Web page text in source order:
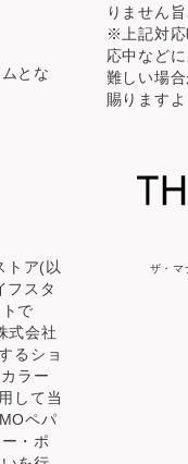
とな
トア(以
フスタ
で
式会社
るショ
ラー
して当
ペパ
・ポ
りません
※上記対応
応中など
難しい場
賜ります
ザ・マ